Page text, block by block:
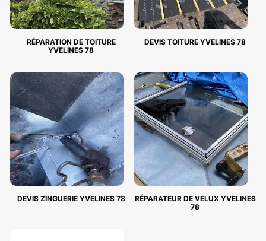
RÉPARATION DE TOITURE
YVELINES 78
DEVIS TOITURE YVELINES 78
DEVIS ZINGUERIE YVELINES 78
RÉPARATEUR DE VELUX YVELINES
78